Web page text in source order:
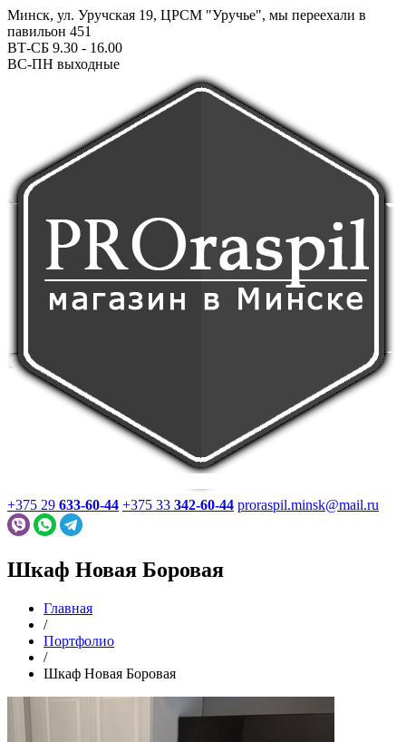
Минск, ул. Уручская 19, ЦРСМ "Уручье", мы переехали в
павильон 451
ВТ-СБ 9.30 - 16.00
ВС-ПН выходные
+375 29 633-60-44 +375 33 342-60-44 proraspil.minsk@mail.ru
Шкаф Новая Боровая
Главная
/
Портфолио
/
Шкаф Новая Боровая